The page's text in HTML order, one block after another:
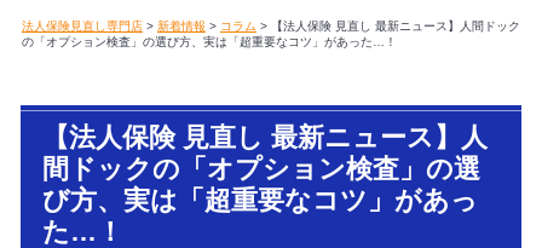
法人保険見直し専門店> 新着情報 > コラム >
【法人保険 見直し 最新ニュース】人間ドック
の「オプション検査」の選び方、実は「超重要なコツ」があった…！
【法人保険 見直し 最新ニュース】人
間ドックの「オプション検査」の選
び方、実は「超重要なコツ」があっ
た…！